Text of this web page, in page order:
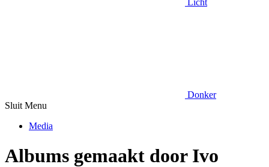
Licht
Donker
Sluit Menu
Media
Albums gemaakt door Ivo